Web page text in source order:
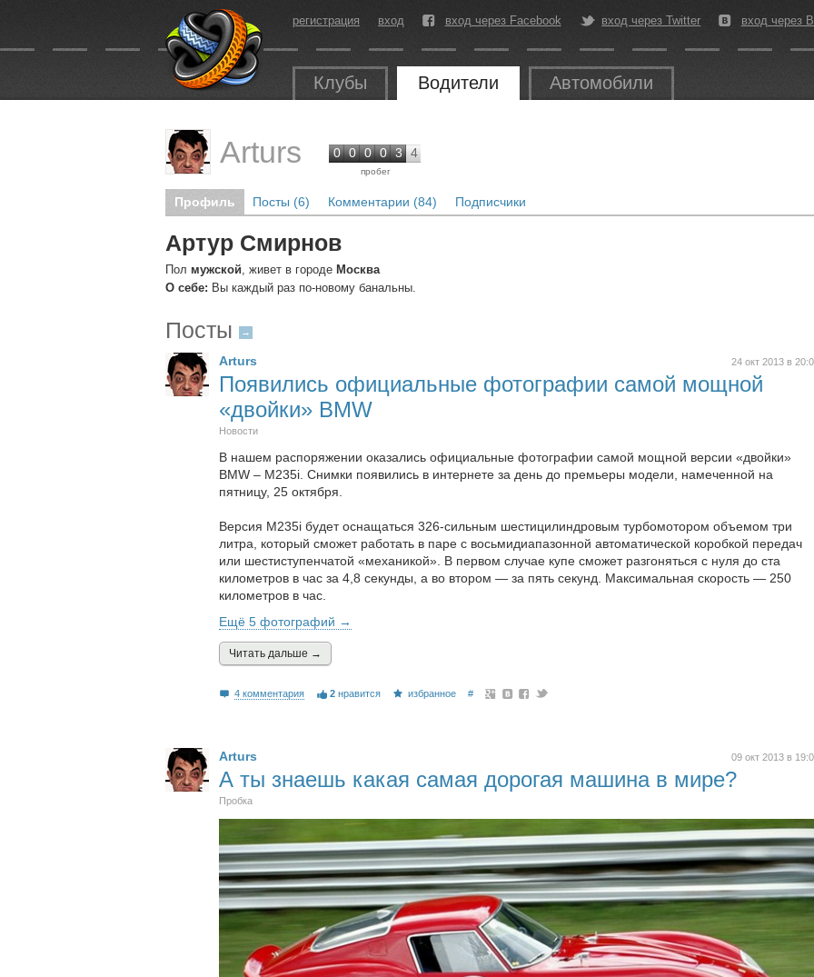
регистрация вход вход через Facebook вход через Twitter вход через
Клубы Водители Автомобили
Arturs 0 0 0 0 3 4
пробег
Профиль Посты (6) Комментарии (84) Подписчики
Артур Смирнов
Пол мужской, живет в городе Москва
О себе: Вы каждый раз по-новому банальны.
Посты →
24 окт 2013 в
Arturs
Появились официальные фотографии самой мощной
«двойки» BMW
Новости
В нашем распоряжении оказались официальные фотографии самой мощной версии «двойки»
BMW – M235i. Снимки появились в интернете за день до премьеры модели, намеченной на
пятницу, 25 октября.
Версия M235i будет оснащаться 326-сильным шестицилиндровым турбомотором объемом три
литра, который сможет работать в паре с восьмидиапазонной автоматической коробкой передач
или шестиступенчатой «механикой». В первом случае купе сможет разгоняться с нуля до ста
километров в час за 4,8 секунды, а во втором — за пять секунд. Максимальная скорость — 250
километров в час.
Ещё 5 фотографий →
Читать дальшe →
4 комментария 2 нравится избранное #
09 окт 2013 в
Arturs
А ты знаешь какая самая дорогая машина в мире?
Пробка